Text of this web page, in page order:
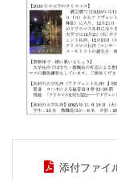
添付ファイ